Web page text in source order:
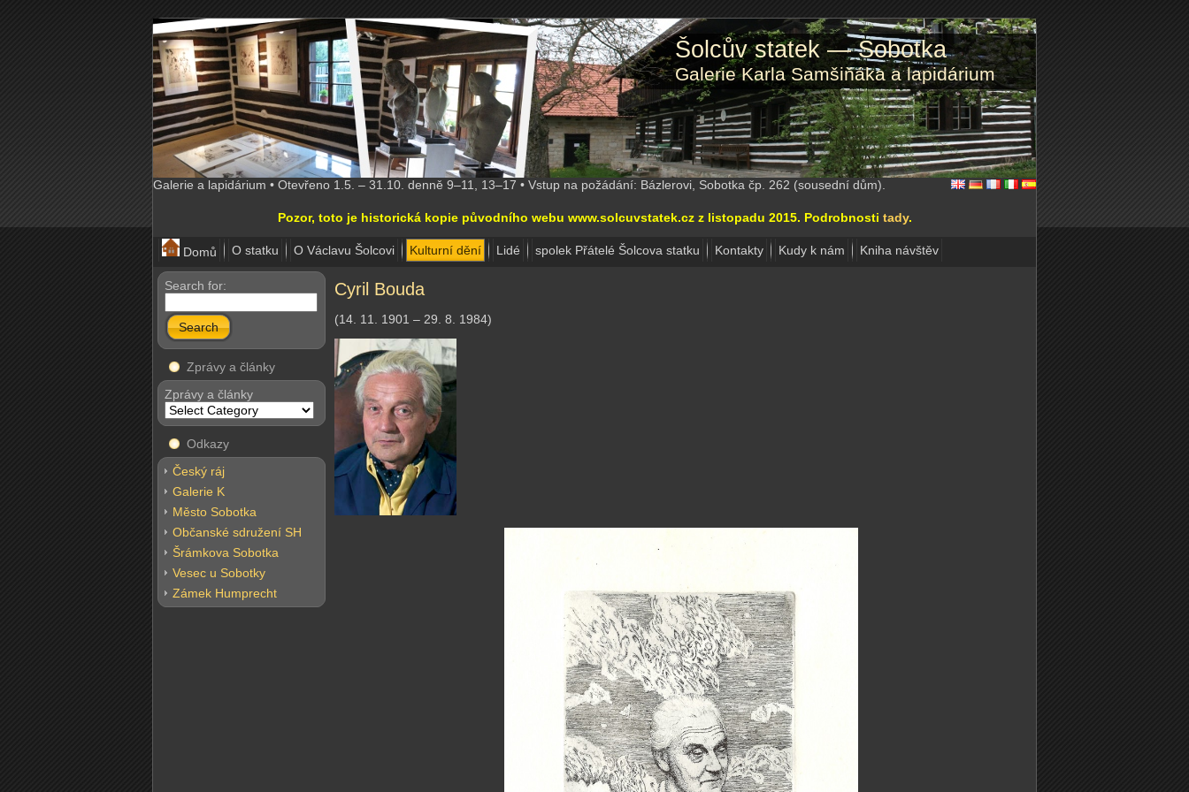
Šolcův statek — Sobotka
Galerie Karla Samšiňáka a lapidárium
Galerie a lapidárium • Otevřeno 1.5. – 31.10. denně 9–11, 13–17 • Vstup na požádání: Bázlerovi, Sobotka čp. 262 (sousední dům).
Pozor, toto je historická kopie původního webu www.solcuvstatek.cz z listopadu 2015. Podrobnosti tady.
Domů O statku O Václavu Šolcovi Kulturní dění Lidé spolek Přátelé Šolcova statku Kontakty Kudy k nám Kniha návštěv
Search for:
Search
Zprávy a články
Zprávy a články
Odkazy
Český ráj
Galerie K
Město Sobotka
Občanské sdružení SH
Šrámkova Sobotka
Vesec u Sobotky
Zámek Humprecht
Cyril Bouda
(14. 11. 1901 – 29. 8. 1984)